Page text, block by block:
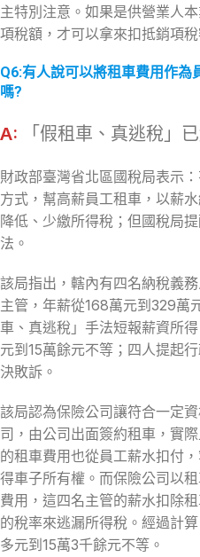
主特別注意。如果是供營業人
項稅額，才可以拿來扣抵銷項稅
Q6:有人說可以將租車費用作為
嗎?
A: 「假租車、真逃稅」
財政部臺灣省北區國稅局表示
方式，幫高薪員工租車，以薪
降低、少繳所得稅；但國稅局
法。
該局指出，轄內有四名納稅義
主管，年薪從168萬元到329萬
車、真逃稅」手法短報薪資所
元到15萬餘元不等；四人提起
決敗訴。
該局認為保險公司讓符合一定
司，由公司出面簽約租車，實
的租車費用也從員工薪水扣付
得車子所有權。而保險公司以
費用，這四名主管的薪水扣除
的稅率來逃漏所得稅。經過計
多元到15萬3千餘元不等。